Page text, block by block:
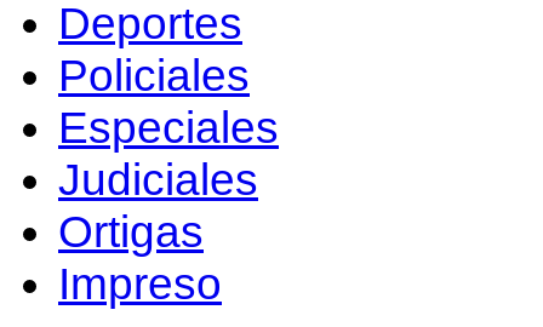
Deportes
Policiales
Especiales
Judiciales
Ortigas
Impreso